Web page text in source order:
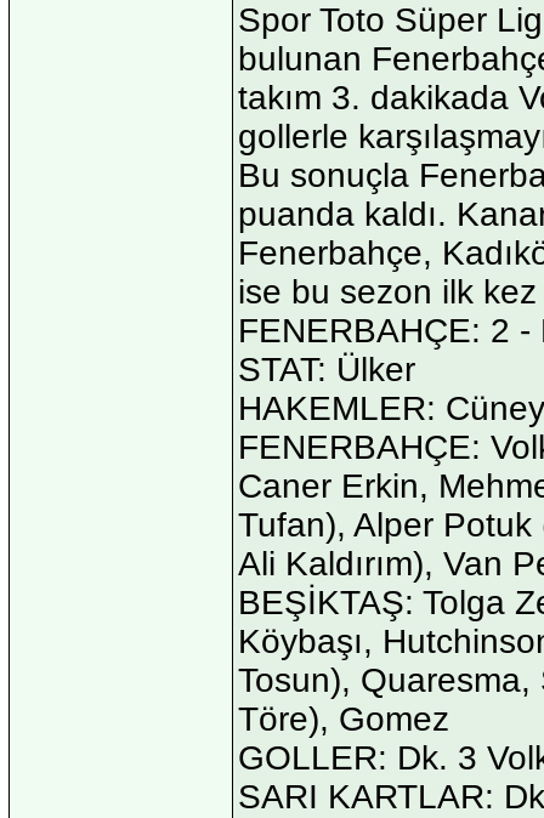
Spor Toto Süper
bulunan
takım 3. dakikada
gollerle
Bu sonuçla
puanda kaldı.
Fenerbahçe,
ise bu sezon ilk
FENERBAHÇE: 2 -
STAT: Ülker
HAKEMLER:
FENERBAHÇE:
Caner Erkin,
Tufan), Alper
Ali Kaldırım), Van
BEŞİKTAŞ: Tolga
Köybaşı,
Tosun),
Töre), Gomez
GOLLER: Dk. 3
SARI KARTLAR: